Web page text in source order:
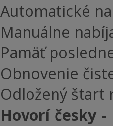
Automatické
Manuálne
Pamäť
Obnovenie
Odložený štart
Hovorí česky -